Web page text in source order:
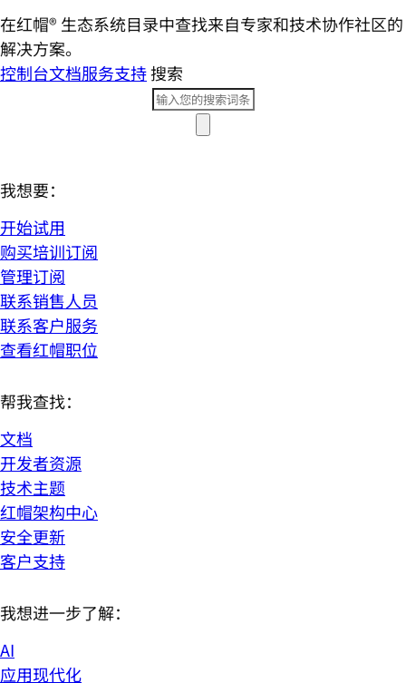
在红帽® 生态系统目录中查找来自专家和技术协作社区的
解决方案。
控制台文档服务支持搜索
我想要：
开始试用
购买培训订阅
管理订阅
联系销售人员
联系客户服务
查看红帽职位
帮我查找：
文档
开发者资源
技术主题
红帽架构中心
安全更新
客户支持
我想进一步了解：
AI
应用现代化